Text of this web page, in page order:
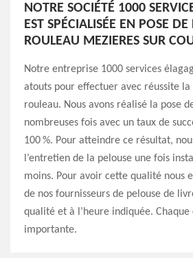
NOTRE SOCIÉTÉ 1000
EST SPÉCIALISÉE EN POSE DE
ROULEAU MEZIERES SUR
Notre entreprise 1000 services
atouts pour effectuer avec réussite la
rouleau. Nous avons réalisé la pose
nombreuses fois avec un taux de
100 %. Pour atteindre ce résultat,
l’entretien de la pelouse une fois
moins. Pour avoir cette qualité nous
de nos fournisseurs de pelouse de
qualité et à l’heure indiquée. Chaque
importante.